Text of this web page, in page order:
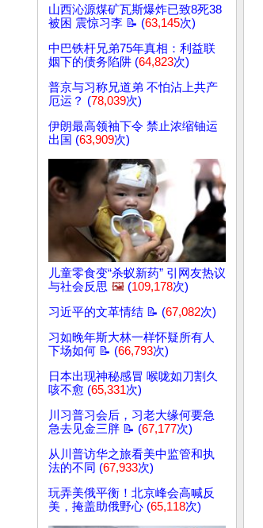
山西沁源煤矿瓦斯爆炸已致8死38
被困 震惊习李 📝 (63,145次)
中巴铁杆兄弟75年真相：利益联
姻下的债务陷阱 (64,823次)
普京与习称兄道弟 不怕沾上共产
厄运？ (78,039次)
伊朗最高领袖下令 禁止浓缩铀运
出国 (63,909次)
儿童零食变“杀蚁新药” 引网友热议
与社会反思 🖼️ (109,178次)
习近平的文革情结 📝 (67,082次)
习如晚年斯大林一样怀疑所有人
下场如何 📝 (66,793次)
日本出现神秘感冒 喉咙如刀割久
咳不愈 (65,331次)
川习普习会后，习老大缘何要急
急去见金三胖 📝 (67,177次)
从川普访华之旅看美中监管和执
法的不同 (67,933次)
玩弄美俄平衡！北京峰会高喊反
美，掩盖助俄野心 (65,118次)